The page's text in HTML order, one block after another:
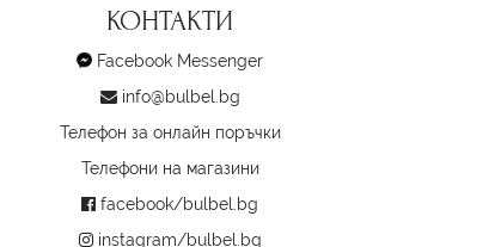
КОНТАКТИ
Facebook Messenger
info@bulbel.bg
Телефон за онлайн поръчки
Телефони на магазини
facebook/bulbel.bg
instagram/bulbel.bg